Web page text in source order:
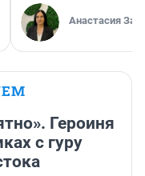
Анастасия
Героиня
с гуру